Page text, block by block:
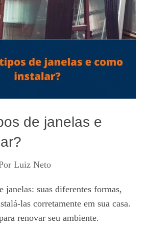
de janelas e
Luiz Neto
janelas: suas diferentes formas,
las corretamente em sua casa.
renovar seu ambiente.